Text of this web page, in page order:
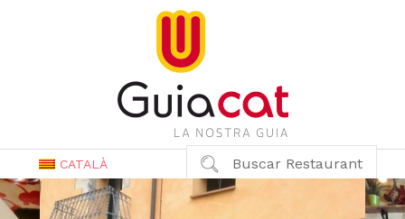
CATALÀ Buscar Restaurant